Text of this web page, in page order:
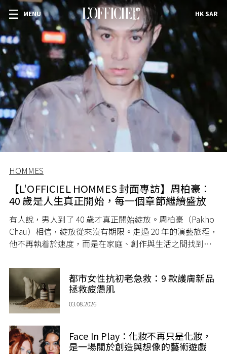
MENU HK SAR
HOMMES
【L'OFFICIEL HOMMES 封面專訪】周柏豪：
40 歲是人生真正開始，每一個章節繼續盛放
有人說，男人到了 40 歲才真正開始綻放。周柏豪（Pakho
Chau）相信，綻放從來沒有期限。走過 20 年的演藝旅程，
他不再執着於速度，而是在家庭、創作與生活之間找到屬
都市女性抗初老急救：9 款護膚新品
拯救疲憊肌
03.08.2026
Face In Play：化妝不再只是化妝，
是一場關於創造與想像的藝術遊戲